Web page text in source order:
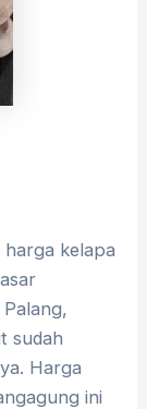
kelapa
sudah
Harga
ini